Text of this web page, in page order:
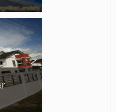
Pada
homestay
Sem...